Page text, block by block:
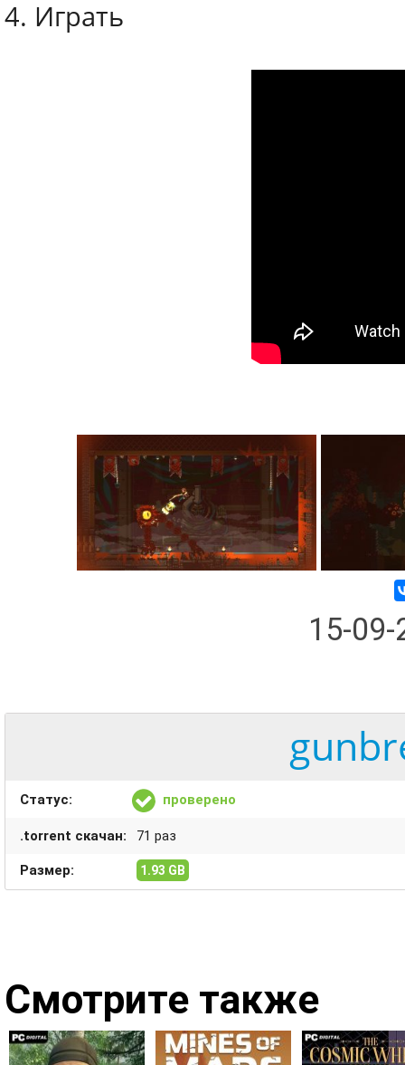
4. Играть
15-
Статус: проверено
.torrent скачан: 71 раз
Размер: 1.93 GB
Смотрите также